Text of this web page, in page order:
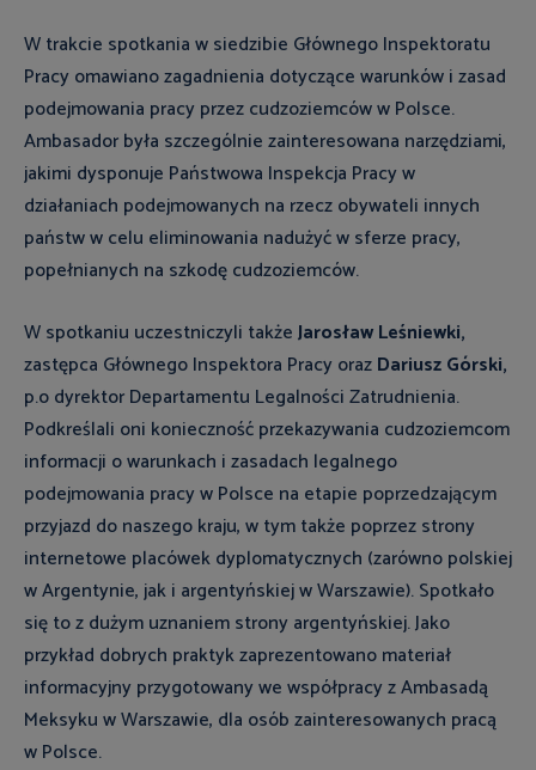
W trakcie spotkania w siedzibie Głównego Inspektoratu
Pracy omawiano zagadnienia dotyczące warunków i zasad
podejmowania pracy przez cudzoziemców w Polsce.
Ambasador była szczególnie zainteresowana narzędziami,
jakimi dysponuje Państwowa Inspekcja Pracy w
działaniach podejmowanych na rzecz obywateli innych
państw w celu eliminowania nadużyć w sferze pracy,
popełnianych na szkodę cudzoziemców.
W spotkaniu uczestniczyli takżeJarosław Leśniewki,
zastępca Głównego Inspektora Pracy orazDariusz Górski,
p.o dyrektor Departamentu Legalności Zatrudnienia.
Podkreślali oni konieczność przekazywania cudzoziemcom
informacji o warunkach i zasadach legalnego
podejmowania pracy w Polsce na etapie poprzedzającym
przyjazd do naszego kraju, w tym także poprzez strony
internetowe placówek dyplomatycznych (zarówno polskiej
w Argentynie, jak i argentyńskiej w Warszawie). Spotkało
się to z dużym uznaniem strony argentyńskiej. Jako
przykład dobrych praktyk zaprezentowano materiał
informacyjny przygotowany we współpracy z Ambasadą
Meksyku w Warszawie, dla osób zainteresowanych pracą
w Polsce.